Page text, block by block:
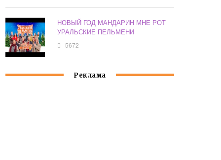
НОВЫЙ ГОД МАНДАРИН МНЕ РОТ
УРАЛЬСКИЕ ПЕЛЬМЕНИ
5672
Реклама